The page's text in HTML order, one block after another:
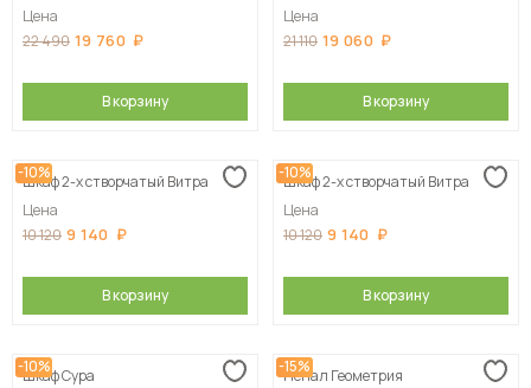
Цена
22 490 19 760
В корзину
Цена
21 110 19 060
В корзину
-10%
Шкаф 2-х створчатый Витра
Цена
10 120 9 140
В корзину
-10%
Шкаф 2-х створчатый Витра
Цена
10 120 9 140
В корзину
-10%
Шкаф Сура
-15%
Пенал Геометрия